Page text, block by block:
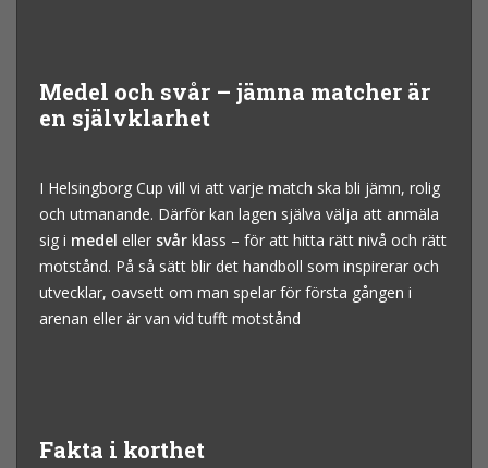
Medel och svår – jämna matcher är
en självklarhet
I Helsingborg Cup vill vi att varje match ska bli jämn, rolig
och utmanande. Därför kan lagen själva välja att anmäla
sig i medel eller svår klass – för att hitta rätt nivå och rätt
motstånd. På så sätt blir det handboll som inspirerar och
utvecklar, oavsett om man spelar för första gången i
arenan eller är van vid tufft motstånd
Fakta i korthet